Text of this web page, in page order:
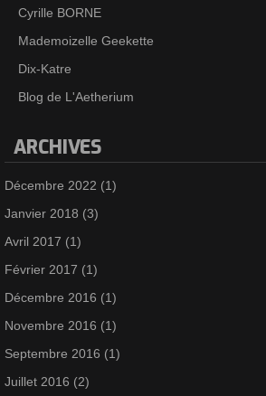
Cyrille BORNE
Mademoizelle Geekette
Dix-Katre
Blog de L'Aetherium
ARCHIVES
Décembre 2022 (1)
Janvier 2018 (3)
Avril 2017 (1)
Février 2017 (1)
Décembre 2016 (1)
Novembre 2016 (1)
Septembre 2016 (1)
Juillet 2016 (2)